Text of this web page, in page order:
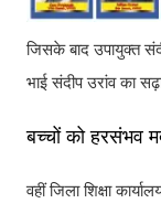
जिसके बाद उपायुक्त
भाई संदीप उरांव का
बच्चों को हरसंभव
वहीं जिला शिक्षा